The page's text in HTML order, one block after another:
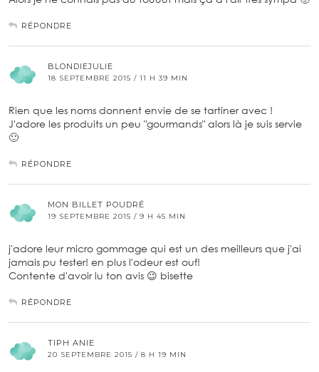
RÉPONDRE
BLONDIEJULIE
18 SEPTEMBRE 2015 / 11 H 39 MIN
Rien que les noms donnent envie de se tartiner avec !
J'adore les produits un peu "gourmands" alors là je suis servie
🙂
RÉPONDRE
MON BILLET POUDRÉ
19 SEPTEMBRE 2015 / 9 H 45 MIN
j'adore leur micro gommage qui est un des meilleurs que j'ai
jamais pu tester! en plus l'odeur est ouf!
Contente d'avoir lu ton avis 😉 bisette
RÉPONDRE
TIPH ANIE
20 SEPTEMBRE 2015 / 8 H 19 MIN